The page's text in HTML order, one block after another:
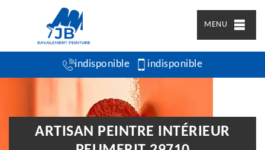
MENU
indisponible indisponible
ARTISAN PEINTRE INTÉRIEUR